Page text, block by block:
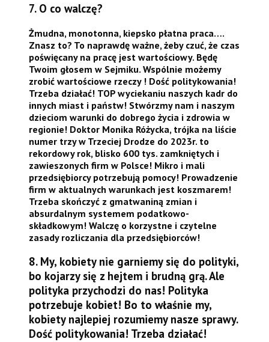
7. O co walczę?
Żmudna, monotonna, kiepsko płatna praca….
Znasz to? To naprawdę ważne, żeby czuć, że czas
poświęcany na pracę jest wartościowy. Będę
Twoim głosem w Sejmiku. Wspólnie możemy
zrobić wartościowe rzeczy ! Dość politykowania!
Trzeba działać! TOP wyciekaniu naszych kadr do
innych miast i państw! Stwórzmy nam i naszym
dzieciom warunki do dobrego życia i zdrowia w
regionie! Doktor Monika Różycka, trójka na liście
numer trzy w Trzeciej Drodze do 2023r. to
rekordowy rok, blisko 600 tys. zamkniętych i
zawieszonych firm w Polsce! Mikro i mali
przedsiębiorcy potrzebują pomocy! Prowadzenie
firm w aktualnych warunkach jest koszmarem!
Trzeba skończyć z gmatwaniną zmian i
absurdalnym systemem podatkowo-
składkowym! Walczę o korzystne i czytelne
zasady rozliczania dla przedsiębiorców!
8. My, kobiety nie garniemy się do polityki,
bo kojarzy się z hejtem i brudną grą. Ale
polityka przychodzi do nas! Polityka
potrzebuje kobiet! Bo to właśnie my,
kobiety najlepiej rozumiemy nasze sprawy.
Dość politykowania! Trzeba działać!